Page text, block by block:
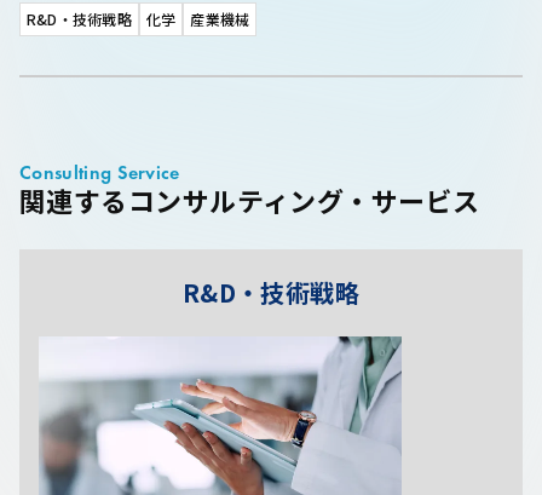
R&D・技術戦略 化学 産業機械
関連するコンサルティング・サービス
Consulting Service
R&D・技術戦略